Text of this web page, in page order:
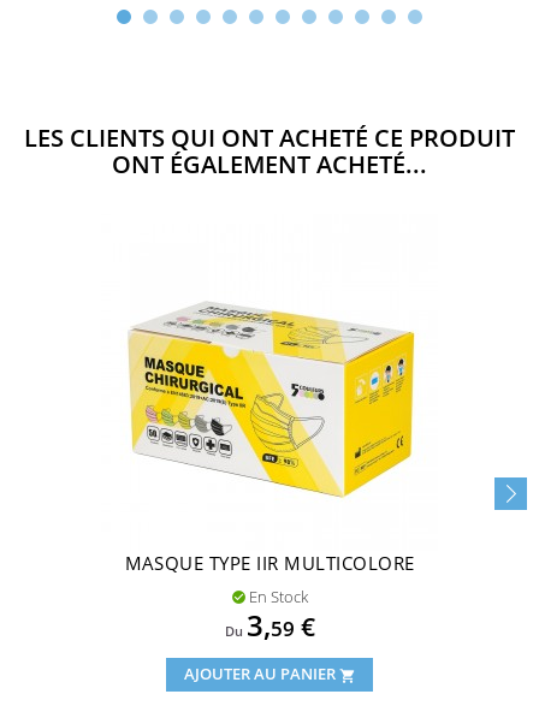
LES CLIENTS QUI ONT ACHETÉ CE PRODUIT
ONT ÉGALEMENT ACHETÉ...
MASQUE TYPE IIR MULTICOLORE
 En Stock
Du Prix
3,59 €
AJOUTER AU PANIER shopping_cart